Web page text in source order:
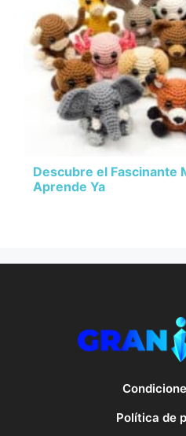
Descubre el Fascinante
Aprende Ya
Política de